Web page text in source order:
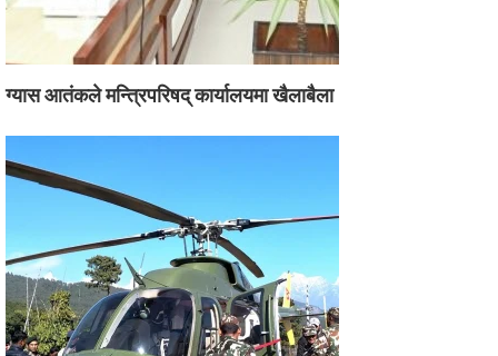
ग्यास आतंकले मन्त्रिपरिषद् कार्यालयमा खैलाबैला